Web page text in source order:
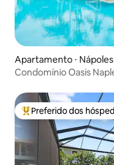
Apartamento ⋅ Nápoles
Condomínio Oasis
Entre os melhores
Preferido dos